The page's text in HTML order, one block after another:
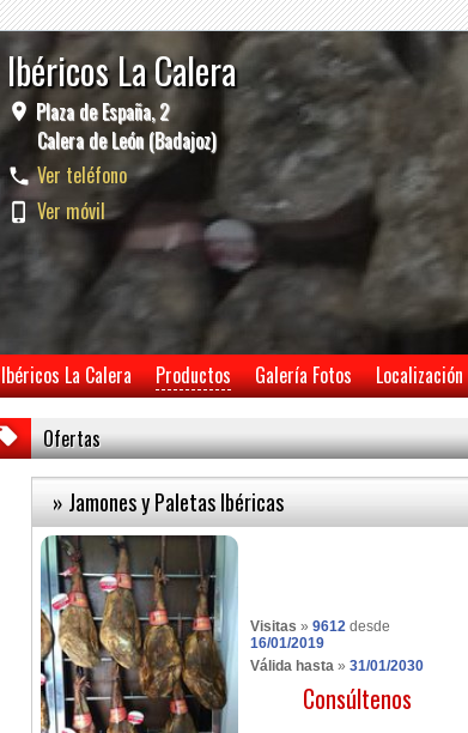
Ibéricos La Calera
Plaza de España, 2
Calera de León (Badajoz)
Ver teléfono
Ver móvil
Ibéricos La Calera Productos Galería Fotos Localización
Ofertas
» Jamones y Paletas Ibéricas
Visitas » 9612 desde
16/01/2019
Válida hasta » 31/01/2030
Consúltenos